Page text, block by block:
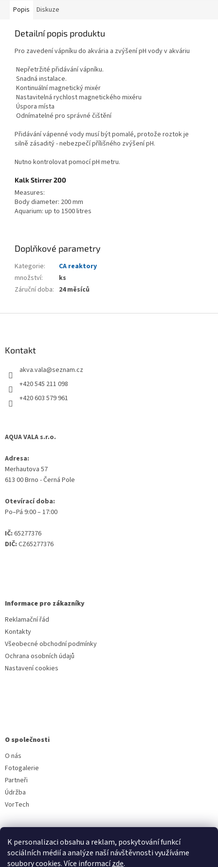
K personalizaci obsahu a reklam, poskytování funkcí
sociálních médií a analýze naší návštěvnosti využíváme
soubory cookies. Více informacízde.
Popis Diskuze
Detailní popis produktu
Pro zavedení vápníku do akvária a zvýšení pH vody v akváriu
Nepřetržité přidávání vápníku.
Snadná instalace.
Kontinuální magnetický mixér
Nastavitelná rychlost magnetického mixéru
Úspora místa
Odnímatelné pro správné čištění
Přidávání vápenné vody musí být pomalé, protože roztok je
silně zásaditý - nebezpečí přílišného zvýšení pH.
Nutno kontrolovat pomocí pH metru.
Kalk Stirrer 200
Measures:
Body diameter: 200 mm
Aquarium: up to 1500 litres
Doplňkové parametry
Kategorie:
CA reaktory
množství:
ks
Záruční doba: 24 měsíců
Kontakt
akva.vala@seznam.cz
+420 545 211 098
+420 603 579 961
AQUA VALA s.r.o.
Adresa:
Merhautova 57
613 00 Brno - Černá Pole
Otevírací doba:
Po–Pá 9:00 – 17:00
IČ: 65277376
DIČ: CZ65277376
Informace pro zákazníky
Reklamační řád
Kontakty
Všeobecné obchodní podmínky
Ochrana osobních údajů
Nastavení cookies
O společnosti
O nás
Fotogalerie
Partneři
Údržba
VorTech